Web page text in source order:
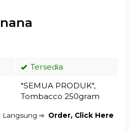
Tersedia
"SEMUA PRODUK",
Tombacco 250gram
Langsung Order, Click Here